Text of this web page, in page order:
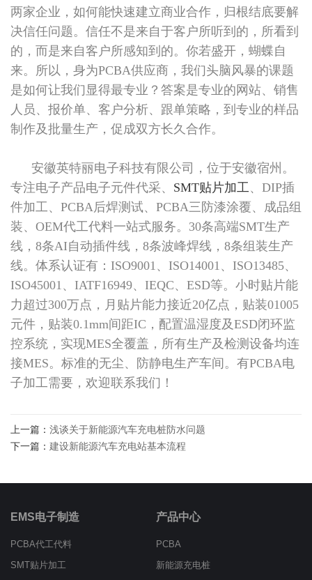
两家企业，如何能快速建立商业合作，归根结底要解
决信任问题。信任不是来自于客户所听到的，所看到
的，而是来自客户所感知到的。你若盛开，蝴蝶自
来。所以，身为PCBA供应商，我们头脑风暴的课题
是如何让我们显得最专业？答案是专业的网站、销售
人员、报价单、客户分析、跟单策略，到专业的样品
制作及批量生产，促成双方长久合作。
安徽英特丽电子科技有限公司，位于安徽宿州。
专注电子产品电子元件代采、 SMT贴片加工、DIP插
件加工、PCBA后焊测试、PCBA三防漆涂覆、成品组
装、OEM代工代料一站式服务。30条高端SMT生产
线，8条AI自动插件线，8条波峰焊线，8条组装生产
线。体系认证有：ISO9001、ISO14001、ISO13485、
ISO45001、IATF16949、IEQC、ESD等。小时贴片能
力超过300万点，月贴片能力接近20亿点，贴装01005
元件，贴装0.1mm间距IC，配置温湿度及ESD闭环监
控系统，实现MES全覆盖，所有生产及检测设备均连
接MES。标准的无尘、防静电生产车间。有PCBA电
子加工需要，欢迎联系我们！
上一篇： 浅谈关于新能源汽车充电桩防水问题
下一篇： 建设新能源汽车充电站基本流程
EMS电子制造
PCBA代工代料
SMT贴片加工
产品中心
PCBA
新能源充电桩